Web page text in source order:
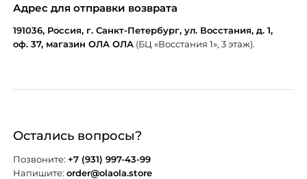
Адрес для отправки возврата
191036, Россия, г. Санкт-Петербург, ул. Восстания, д. 1,
оф. 37, магазин ОЛА ОЛА (БЦ «Восстания 1», 3 этаж).
Остались вопросы?
Позвоните: +7 (931) 997-43-99
Напишите: order@olaola.store